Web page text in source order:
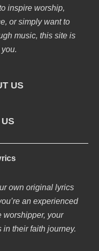
inspire worship,
or simply want to
music, this site is
US
own original lyrics
an experienced
worshipper, your
their faith journey.